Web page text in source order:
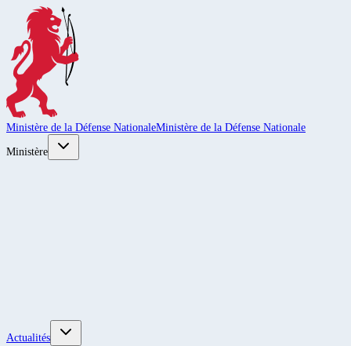
Ministère de la Défense NationaleMinistère de la Défense Nationale
Ministère
Actualités